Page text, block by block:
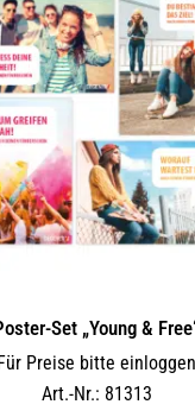
Set „Young &
Preise bitte einloggen
Art.-Nr.: 81313